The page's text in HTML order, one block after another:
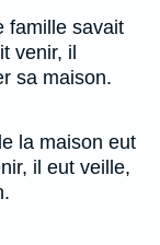
famille savait
venir, il
sa maison.
la maison eut
il eut veille,